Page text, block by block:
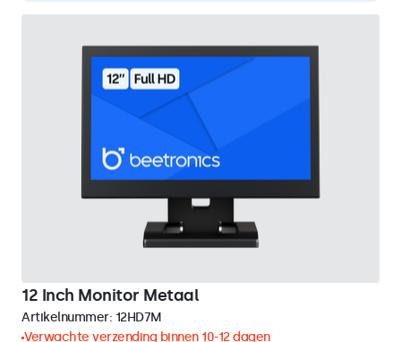
12 Inch Monitor Metaal
Artikelnummer: 12HD7M
Verwachte verzending binnen 10-12 dagen